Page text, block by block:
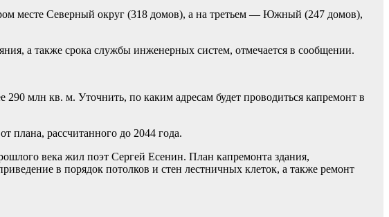
месте Северный округ (318 домов), а на третьем — Южный (247 домов),
а также срока службы инженерных систем, отмечается в сообщении.
млн кв. м. Уточнить, по каким адресам будет проводиться капремонт в
плана, рассчитанного до 2044 года.
века жил поэт Сергей Есенин. План капремонта здания,
в порядок потолков и стен лестничных клеток, а также ремонт